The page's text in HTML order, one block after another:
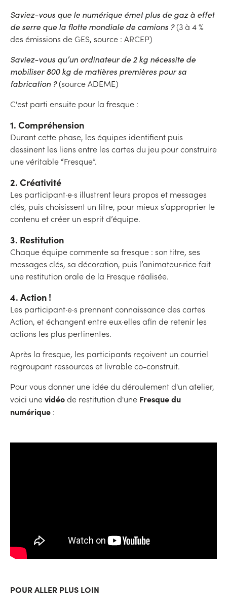
Saviez-vous que le numérique émet plus de gaz à effet
de serre que la flotte mondiale de camions ?(3 à 4 %
des émissions de GES, source : ARCEP)
Saviez-vous qu’un ordinateur de 2 kg nécessite de
mobiliser 800 kg de matières premières pour sa
fabrication ?(source ADEME)
C'est parti ensuite pour la fresque :
1. Compréhension
Durant cette phase, les équipes identifient puis
dessinent les liens entre les cartes du jeu pour construire
une véritable “Fresque”.
2. Créativité
Les participant·e·s illustrent leurs propos et messages
clés, puis choisissent un titre, pour mieux s’approprier le
contenu et créer un esprit d’équipe.
3. Restitution
Chaque équipe commente sa fresque : son titre, ses
messages clés, sa décoration, puis l’animateur·rice fait
une restitution orale de la Fresque réalisée.
4. Action !
Les participant·e·s prennent connaissance des cartes
Action, et échangent entre eux·elles afin de retenir les
actions les plus pertinentes.
Après la fresque, les participants reçoivent un courriel
regroupant ressources et livrable co-construit.
Pour vous donner une idée du déroulement d'un atelier,
voici unevidéode restitution d'une Fresque du
numérique :
POUR ALLER PLUS LOIN